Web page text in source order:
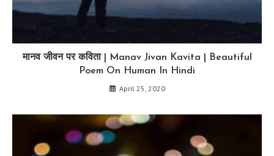
मानव जीवन पर कविता | Manav Jivan Kavita | Beautiful
Poem On Human In Hindi
April 25, 2020